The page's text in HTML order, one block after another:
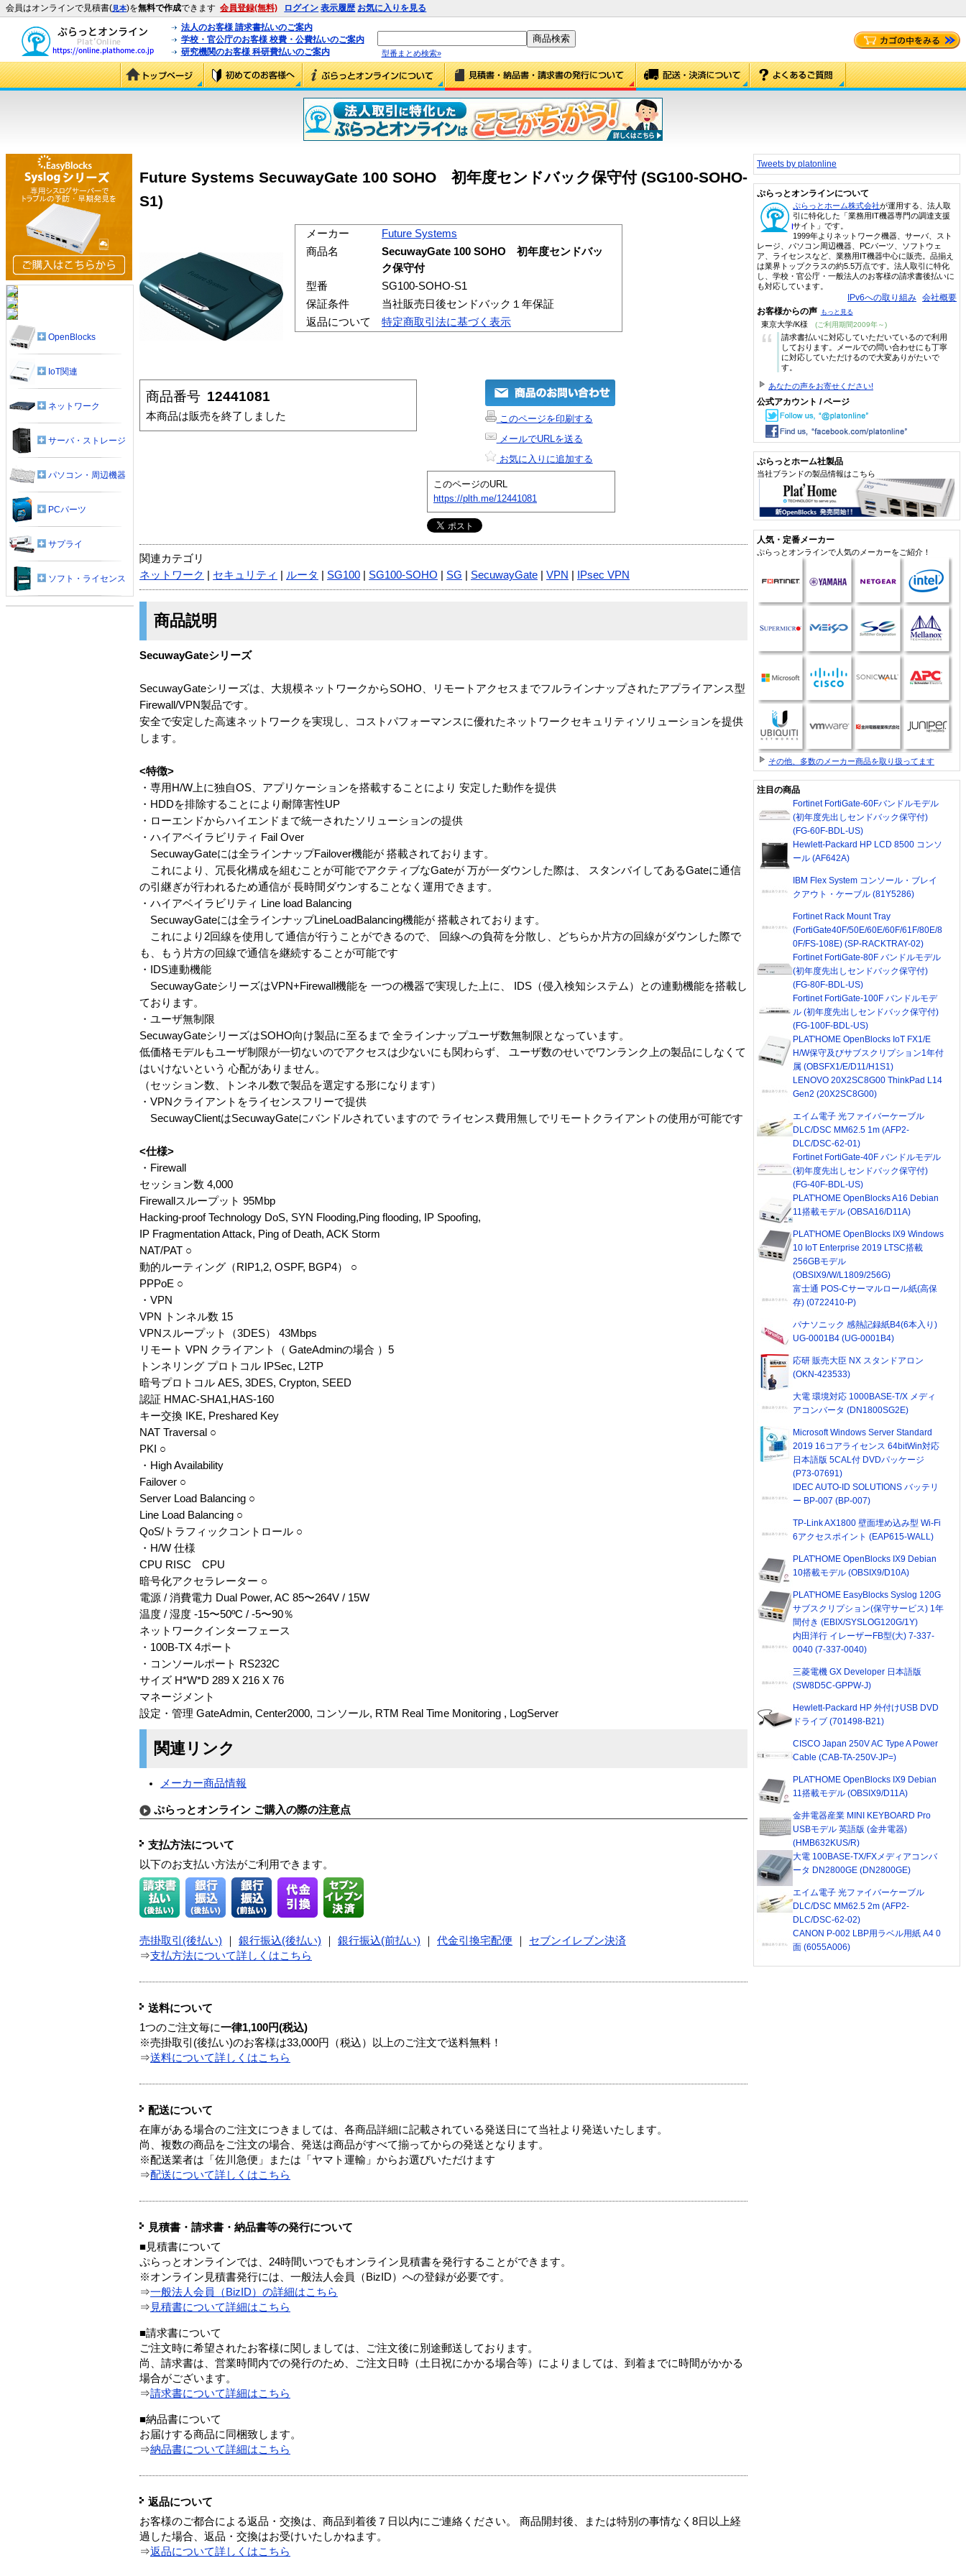
会員はオンラインで見積書(見本)を無料で作成できます 会員登録(無料) ログイン 表示履歴 お気に入りを見る
法人のお客様 請求書払いのご案内
学校・官公庁のお客様 校費・公費払いのご案内
研究機関のお客様 科研費払いのご案内
型番まとめ検索»
Future Systems SecuwayGate 100 SOHO 初年度センドバック保守付 (SG100-SOHO-
S1)
メーカー
Future Systems
商品名
SecuwayGate 100 SOHO 初年度センドバッ
ク保守付
型番
SG100-SOHO-S1
保証条件
当社販売日後センドバック１年保証
返品について
特定商取引法に基づく表示
商品番号 12441081
本商品は販売を終了しました
このページを印刷する
メールでURLを送る
お気に入りに追加する
このページのURL
https://plth.me/12441081
関連カテゴリ
ネットワーク
セキュリティ ルータ SG100 SG100-SOHO SG SecuwayGate VPN IPsec VPN
商品説明
SecuwayGateシリーズ
SecuwayGateシリーズは、大規模ネットワークからSOHO、リモートアクセスまでフルラインナップされたアプライアンス型
Firewall/VPN製品です。
安全で安定した高速ネットワークを実現し、コストパフォーマンスに優れたネットワークセキュリティソリューションを提供
します。
<特徴>
・専用H/W上に独自OS、アプリケーションを搭載することにより 安定した動作を提供
・HDDを排除することにより耐障害性UP
・ローエンドからハイエンドまで統一されたソリューションの提供
・ハイアベイラビリティ Fail Over
SecuwayGateには全ラインナップFailover機能が 搭載されております。
これにより、冗長化構成を組むことが可能でアクティブなGateが 万が一ダウンした際は、 スタンバイしてあるGateに通信
の引継ぎが行われるため通信が 長時間ダウンすることなく運用できます。
・ハイアベイラビリティ Line load Balancing
SecuwayGateには全ラインナップLineLoadBalancing機能が 搭載されております。
これにより2回線を使用して通信が行うことができるので、 回線への負荷を分散し、どちらか片方の回線がダウンした際で
も、もう片方の回線で通信を継続することが可能です
・IDS連動機能
SecuwayGateシリーズはVPN+Firewall機能を 一つの機器で実現した上に、 IDS（侵入検知システム）との連動機能を搭載し
ております。
・ユーザ無制限
SecuwayGateシリーズはSOHO向け製品に至るまで 全ラインナップユーザ数無制限となっています。
低価格モデルもユーザ制限が一切ないのでアクセスは少ないにも関わらず、 ユーザ数のせいでワンランク上の製品にしなくて
はいけないという 心配がありません。
（セッション数、トンネル数で製品を選定する形になります）
・VPNクライアントをライセンスフリーで提供
SecuwayClientはSecuwayGateにバンドルされていますので ライセンス費用無しでリモートクライアントの使用が可能です
<仕様>
・Firewall
セッション数 4,000
Firewallスループット 95Mbp
Hacking-proof Technology DoS, SYN Flooding,Ping flooding, IP Spoofing,
IP Fragmentation Attack, Ping of Death, ACK Storm
NAT/PAT ○
動的ルーティング（RIP1,2, OSPF, BGP4） ○
PPPoE ○
・VPN
VPN トンネル数 15
VPNスループット（3DES） 43Mbps
リモート VPN クライアント（ GateAdminの場合 ）5
トンネリング プロトコル IPSec, L2TP
暗号プロトコル AES, 3DES, Crypton, SEED
認証 HMAC-SHA1,HAS-160
キー交換 IKE, Preshared Key
NAT Traversal ○
PKI ○
・High Availability
Failover ○
Server Load Balancing ○
Line Load Balancing ○
QoS/トラフィックコントロール ○
・H/W 仕様
CPU RISC CPU
暗号化アクセラレーター ○
電源 / 消費電力 Dual Power, AC 85〜264V / 15W
温度 / 湿度 -15〜50ºC / -5〜90％
ネットワークインターフェース
・100B-TX 4ポート
・コンソールポート RS232C
サイズ H*W*D 289 X 216 X 76
マネージメント
設定・管理 GateAdmin, Center2000, コンソール, RTM Real Time Monitoring , LogServer
関連リンク
メーカー商品情報
ぷらっとオンライン ご購入の際の注意点
支払方法について
以下のお支払い方法がご利用できます。
売掛取引(後払い) 銀行振込(後払い) 銀行振込(前払い) 代金引換宅配便
セブンイレブン決済
⇒支払方法について詳しくはこちら
送料について
1つのご注文毎に一律1,100円(税込)
※売掛取引(後払い)のお客様は33,000円（税込）以上のご注文で送料無料！
⇒送料について詳しくはこちら
配送について
在庫がある場合のご注文につきましては、各商品詳細に記載されている発送日にて当社より発送いたします。
尚、複数の商品をご注文の場合、発送は商品がすべて揃ってからの発送となります。
※配送業者は「佐川急便」または「ヤマト運輸」からお選びいただけます
⇒配送について詳しくはこちら
見積書・請求書・納品書等の発行について
■見積書について
ぷらっとオンラインでは、24時間いつでもオンライン見積書を発行することができます。
※オンライン見積書発行には、一般法人会員（BizID）への登録が必要です。
⇒一般法人会員（BizID）の詳細はこちら
⇒ 見積書について詳細はこちら
■請求書について
ご注文時に希望されたお客様に関しましては、ご注文後に別途郵送しております。
尚、請求書は、営業時間内での発行のため、ご注文日時（土日祝にかかる場合等）によりましては、到着までに時間がかかる
場合がございます。
⇒請求書について詳細はこちら
■納品書について
お届けする商品に同梱致します。
⇒納品書について詳細はこちら
返品について
お客様のご都合による返品・交換は、商品到着後７日以内にご連絡ください。 商品開封後、または特別の事情なく8日以上経
過した場合、返品・交換はお受けいたしかねます。
⇒返品について詳しくはこちら
OpenBlocks
IoT関連
ネットワーク
サーバ・ストレージ
パソコン・周辺機器
PCパーツ
サプライ
ソフト・ライセンス
Tweets by platonline
ぷらっとオンラインについて
ぷらっとホーム株式会社が運用する、法人取
引に特化した「業務用IT機器専門の調達支援
サイト」です。
1999年よりネットワーク機器、サーバ、スト
レージ、パソコン周辺機器、PCパーツ、ソフトウェ
ア、ライセンスなど、業務用IT機器中心に販売。品揃え
は業界トップクラスの約5.5万点です。法人取引に特化
し、学校・官公庁・一般法人のお客様の請求書後払いに
も対応しています。
IPv6への取り組み 会社概要
お客様からの声 もっと見る
東京大学/K様 (ご利用期間2009年～)
“
請求書払いに対応していただいているので利用
しております。メールでの問い合わせにも丁寧
に対応していただけるので大変ありがたいで
す。
あなたの声をお寄せください!
公式アカウント / ページ
ぷらっとホーム社製品
当社ブランドの製品情報はこちら
人気・定番メーカー
ぷらっとオンラインで人気のメーカーをご紹介！
その他、多数のメーカー商品を取り扱ってます
注目の商品
Fortinet FortiGate-60Fバンドルモデル
(初年度先出しセンドバック保守付)
(FG-60F-BDL-US)
Hewlett-Packard HP LCD 8500 コンソ
ール (AF642A)
IBM Flex System コンソール・ブレイ
クアウト・ケーブル (81Y5286)
Fortinet Rack Mount Tray
(FortiGate40F/50E/60E/60F/61F/80E/8
0F/FS-108E) (SP-RACKTRAY-02)
Fortinet FortiGate-80F バンドルモデル
(初年度先出しセンドバック保守付)
(FG-80F-BDL-US)
Fortinet FortiGate-100F バンドルモデ
ル (初年度先出しセンドバック保守付)
(FG-100F-BDL-US)
PLAT'HOME OpenBlocks IoT FX1/E
H/W保守及びサブスクリプション1年付
属 (OBSFX1/E/D11/H1S1)
LENOVO 20X2SC8G00 ThinkPad L14
Gen2 (20X2SC8G00)
エイム電子 光ファイバーケーブル
DLC/DSC MM62.5 1m (AFP2-
DLC/DSC-62-01)
Fortinet FortiGate-40F バンドルモデル
(初年度先出しセンドバック保守付)
(FG-40F-BDL-US)
PLAT'HOME OpenBlocks A16 Debian
11搭載モデル (OBSA16/D11A)
PLAT'HOME OpenBlocks IX9 Windows
10 IoT Enterprise 2019 LTSC搭載
256GBモデル
(OBSIX9/W/L1809/256G)
富士通 POS-Cサーマルロール紙(高保
存) (0722410-P)
パナソニック 感熱記録紙B4(6本入り)
UG-0001B4 (UG-0001B4)
応研 販売大臣 NX スタンドアロン
(OKN-423533)
大電 環境対応 1000BASE-T/X メディ
アコンバータ (DN1800SG2E)
Microsoft Windows Server Standard
2019 16コアライセンス 64bitWin対応
日本語版 5CAL付 DVDパッケージ
(P73-07691)
IDEC AUTO-ID SOLUTIONS バッテリ
ー BP-007 (BP-007)
TP-Link AX1800 壁面埋め込み型 Wi-Fi
6アクセスポイント (EAP615-WALL)
PLAT'HOME OpenBlocks IX9 Debian
10搭載モデル (OBSIX9/D10A)
PLAT'HOME EasyBlocks Syslog 120G
サブスクリプション(保守サービス) 1年
間付き (EBIX/SYSLOG120G/1Y)
内田洋行 イレーザーFB型(大) 7-337-
0040 (7-337-0040)
三菱電機 GX Developer 日本語版
(SW8D5C-GPPW-J)
Hewlett-Packard HP 外付けUSB DVD
ドライブ (701498-B21)
CISCO Japan 250V AC Type A Power
Cable (CAB-TA-250V-JP=)
PLAT'HOME OpenBlocks IX9 Debian
11搭載モデル (OBSIX9/D11A)
金井電器産業 MINI KEYBOARD Pro
USBモデル 英語版 (金井電器)
(HMB632KUS/R)
大電 100BASE-TX/FXメディアコンバ
ータ DN2800GE (DN2800GE)
エイム電子 光ファイバーケーブル
DLC/DSC MM62.5 2m (AFP2-
DLC/DSC-62-02)
CANON P-002 LBP用ラベル用紙 A4 0
面 (6055A006)